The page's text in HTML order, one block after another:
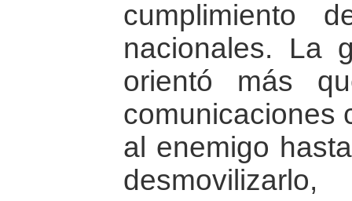
cumplimiento
nacionales. La
orientó más
comunicaciones
al enemigo